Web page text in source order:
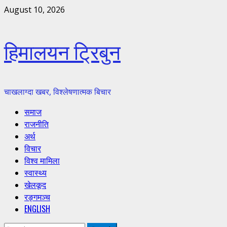
Skip
August 10, 2026
हिमालयन ट्रिबुन
चाखलाग्दा खबर, विश्लेषणात्मक बिचार
Primary
Menu
समाज
राजनीति
अर्थ
विचार
विश्व मामिला
स्वास्थ्य
खेलकूद
रङ्गमञ्च
ENGLISH